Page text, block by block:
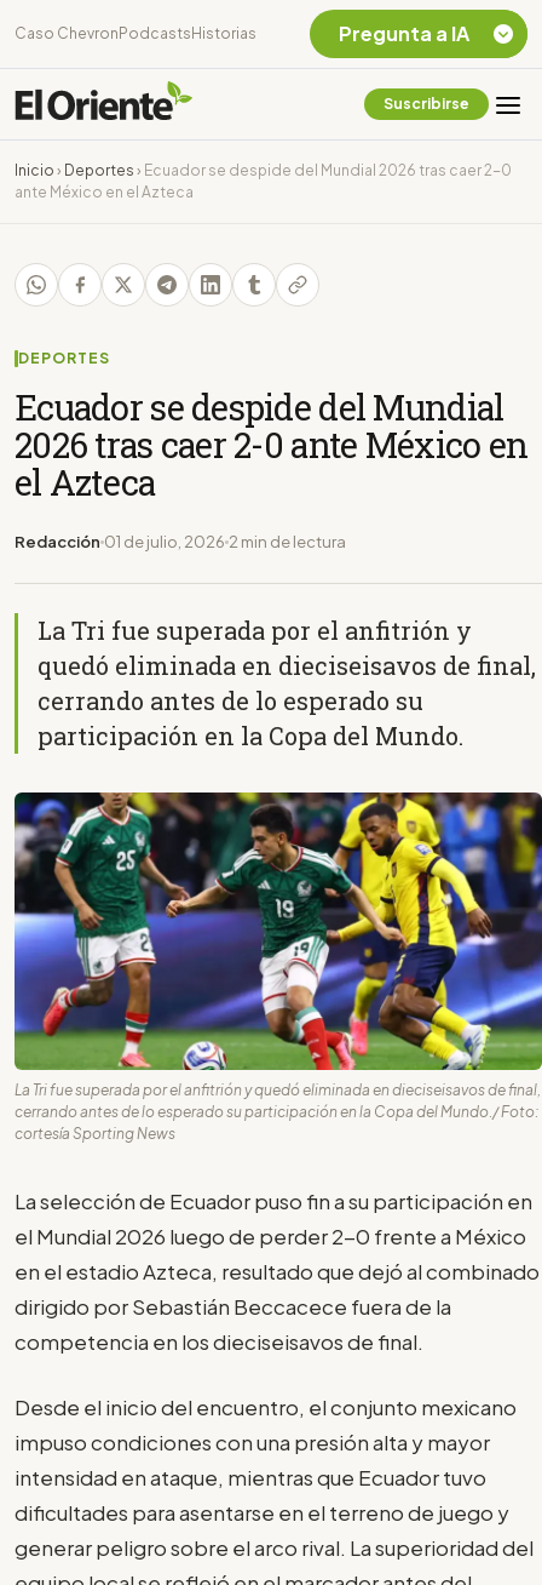
Caso Chevron Podcasts Historias
Suscribirse
Inicio › Deportes › Ecuador se despide del Mundial 2026 tras caer 2-0
ante México en el Azteca
DEPORTES
Ecuador se despide del Mundial
2026 tras caer 2-0 ante México en
el Azteca
Redacción 01 de julio, 2026 2 min de lectura
La Tri fue superada por el anfitrión y
quedó eliminada en dieciseisavos de final,
cerrando antes de lo esperado su
participación en la Copa del Mundo.
La Tri fue superada por el anfitrión y quedó eliminada en dieciseisavos de final,
cerrando antes de lo esperado su participación en la Copa del Mundo./ Foto:
cortesía Sporting News
La selección de Ecuador puso fin a su participación en
el Mundial 2026 luego de perder 2-0 frente a México
en el estadio Azteca, resultado que dejó al combinado
dirigido por Sebastián Beccacece fuera de la
competencia en los dieciseisavos de final.
Desde el inicio del encuentro, el conjunto mexicano
impuso condiciones con una presión alta y mayor
intensidad en ataque, mientras que Ecuador tuvo
dificultades para asentarse en el terreno de juego y
generar peligro sobre el arco rival. La superioridad del
Pregunta a IA
Chevron Ecuador